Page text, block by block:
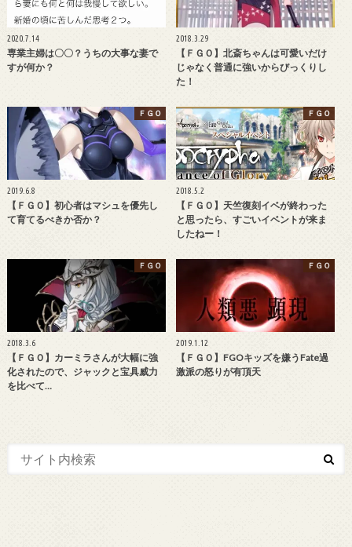
2020.7.14
専業主婦は〇〇？うちの大事な妻で
すが何か？
2018.3.29
【ＦＧＯ】北斎ちゃんは可愛いだけ
じゃなく普通に強いからびっくりし
た！
ＦＧＯ
2019.6.8
【ＦＧＯ】初心者はマシュを優先し
て育てるべきか否か？
ＦＧＯ
2018.5.2
【ＦＧＯ】天竺復刻イベが終わった
と思ったら、すごいイベントが来ま
したねー！
ＦＧＯ
2018.3.6
【ＦＧＯ】カーミラさんが大幅に強
化されたので、ジャックと宝具威力
を比べて…
ＦＧＯ
2019.1.12
【ＦＧＯ】FGOキッズを嫌うFate過
激派の怒りが有頂天